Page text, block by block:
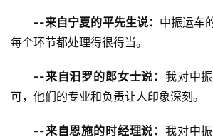
--来自宁夏的平先生说： 中振运车
每个环节都处理得很得当。
--来自汨罗的郎女士说： 我对中
可，他们的专业和负责让人印象深刻。
--来自恩施的时经理说： 我对中